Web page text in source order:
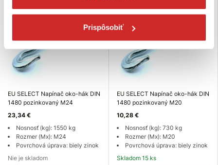
Prispôsobiť
EU SELECT Napínač oko-hák DIN
1480 pozinkovaný M24
23,34 €
Nosnosť (kg): 1550 kg
Rozmer (Mx): M24
Povrchová úprava: biely zinok
Nie je skladom
EU SELECT Napínač oko-hák DIN
1480 pozinkovaný M20
10,28 €
Nosnosť (kg): 730 kg
Rozmer (Mx): M20
Povrchová úprava: biely zinok
Skladom 15 ks